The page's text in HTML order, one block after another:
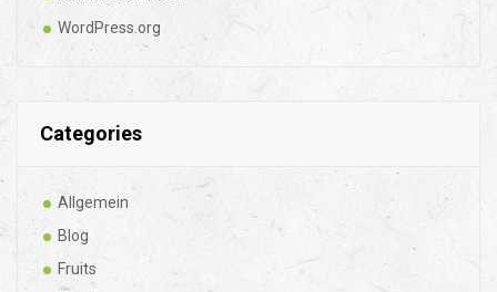
WordPress.org
Categories
Allgemein
Blog
Fruits